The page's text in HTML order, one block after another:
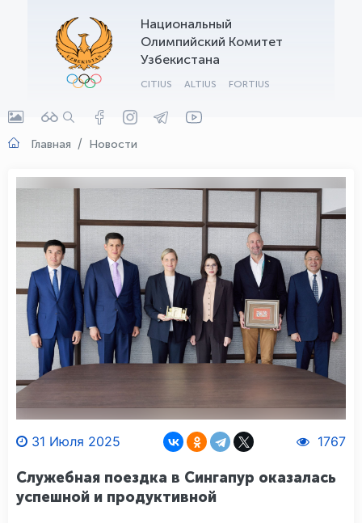
Национальный
Олимпийский Комитет
Узбекистана
CITIUS ALTIUS FORTIUS
Главная Новости
31 Июля 2025 1767
Служебная поездка в Сингапур оказалась
успешной и продуктивной
OLYMPCHIK AI - yordamchi
Онлайн · olympic.uz